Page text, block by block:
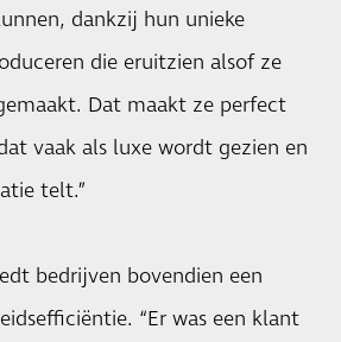
dankzij hun unieke
die eruitzien alsof ze
Dat maakt ze perfect
vaak als luxe wordt gezien en
telt.”
bedrijven bovendien een
“Er was een klant